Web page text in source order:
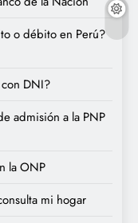
o débito en Perú?
DNI?
admisión a la PNP
la ONP
mi hogar